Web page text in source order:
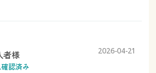
者様
認済み
2026-04-21